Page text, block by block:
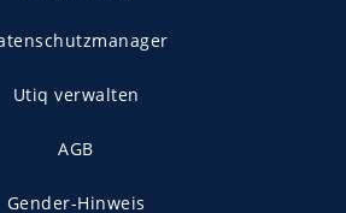
Utiq verwalten
AGB
Gender-Hinweis